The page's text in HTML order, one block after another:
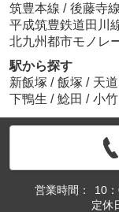
筑豊本線 / 後藤寺線
平成筑豊鉄道田川
北九州都市モノレ
駅から探す
新飯塚 / 飯塚 / 天道
下鴨生 / 鯰田 / 小竹
営業時間：
10
定休